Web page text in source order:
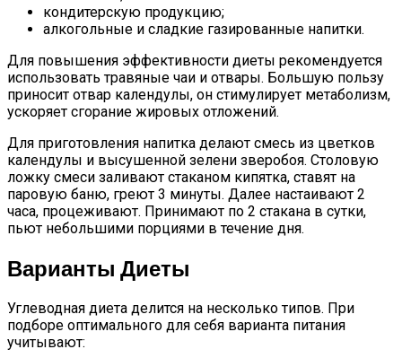
кондитерскую продукцию;
алкогольные и сладкие газированные напитки.
Для повышения эффективности диеты рекомендуется
использовать травяные чаи и отвары. Большую пользу
приносит отвар календулы, он стимулирует метаболизм,
ускоряет сгорание жировых отложений.
Для приготовления напитка делают смесь из цветков
календулы и высушенной зелени зверобоя. Столовую
ложку смеси заливают стаканом кипятка, ставят на
паровую баню, греют 3 минуты. Далее настаивают 2
часа, процеживают. Принимают по 2 стакана в сутки,
пьют небольшими порциями в течение дня.
Варианты Диеты
Углеводная диета делится на несколько типов. При
подборе оптимального для себя варианта питания
учитывают: